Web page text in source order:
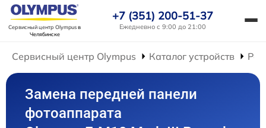
Сервисный центр Olympusв
Челябинске
+7 (351) 200-51-37
Ежедневно с 9:00 до 21:00
Сервисный центр Olympus Каталог устройств
Замена передней панели
фотоаппарата